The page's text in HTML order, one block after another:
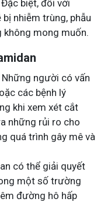
biệt, đối với
nhiễm trùng, phẫu
không mong muốn.
Những người có vấn
các bệnh lý
khi xem xét cắt
những rủi ro cho
quá trình gây mê và
có thể giải quyết
một số trường
đường hô hấp